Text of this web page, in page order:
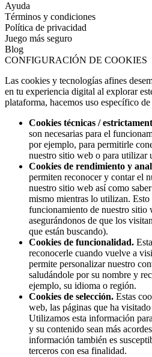
Ayuda
Términos y condiciones
Política de privacidad
Juego más seguro
Blog
CONFIGURACIÓN DE COOKIES
Las cookies y tecnologías afines
en tu experiencia digital al explorar
plataforma, hacemos uso específico
Cookies técnicas /
son necesarias para el
por ejemplo, para permitirle
nuestro sitio web o para utilizar
Cookies de rendimiento y
permiten reconocer y contar el
nuestro sitio web así como
mismo mientras lo utilizan.
funcionamiento de nuestro sitio
asegurándonos de que los
que están buscando).
Cookies de funcionalidad.
reconocerle cuando vuelve a
permite personalizar nuestro
saludándole por su nombre y
ejemplo, su idioma o región.
Cookies de selección. Estas
web, las páginas que ha
Utilizamos esta información
y su contenido sean más
información también es
terceros con esa finalidad.